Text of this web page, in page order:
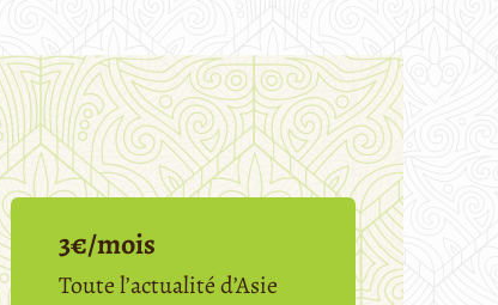
3€/mois
Toute l’actualité d’Asie